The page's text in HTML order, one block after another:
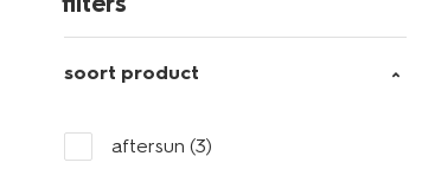
soort product
aftersun (3)